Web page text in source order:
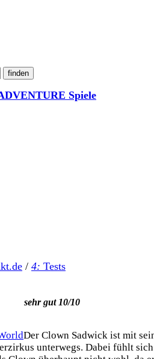
Spiele
/ 4: Tests
sehr gut 10/10
Der Clown Sadwick ist mit
unterwegs. Dabei fühlt sich